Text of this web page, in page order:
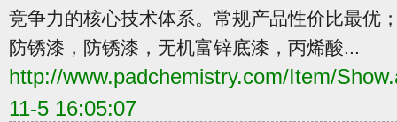
竞争力的核心技术体系。常规产品性价比最优
防锈漆，防锈漆，无机富锌底漆，丙烯酸...
http://www.padchemistry.com/Item/
11-5 16:05:07